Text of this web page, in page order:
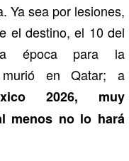
Ya sea por lesiones,
el destino, el 10 del
época para la
en Qatar; a
2026, muy
menos no lo hará